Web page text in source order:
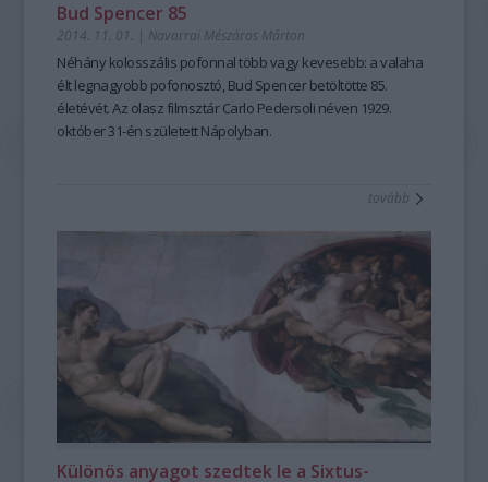
Bud Spencer 85
2014. 11. 01. | Navarrai Mészáros Márton
Néhány kolosszális pofonnal több vagy kevesebb: avalaha
élt legnagyobb pofonosztó, Bud Spencer betöltötte 85.
életévét. Az olasz filmsztárCarlo Pedersoli néven 1929.
október 31-én született Nápolyban.
tovább
Különös anyagot szedtek le a Sixtus-